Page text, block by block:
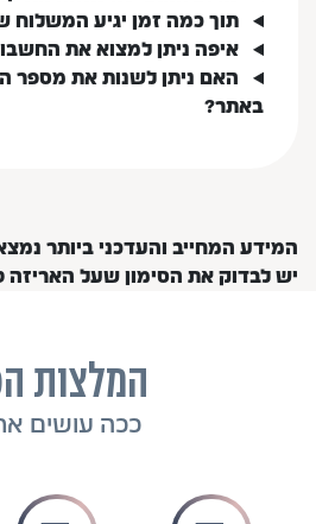
תוך כמה זמן יגיע המשלוח
איפה ניתן למצוא את
האם ניתן לשנות את מספר
באתר?
המידע המחייב והעדכני ביותר
יש לבדוק את הסימון שעל האריזה
המלצות
ככה עושים